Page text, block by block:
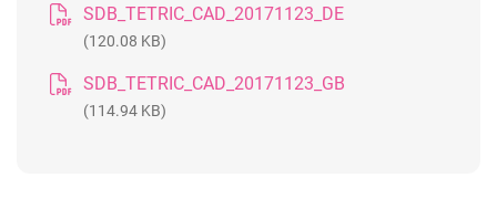
SDB_TETRIC_CAD_20171123_DE
(120.08 KB)
SDB_TETRIC_CAD_20171123_GB
(114.94 KB)